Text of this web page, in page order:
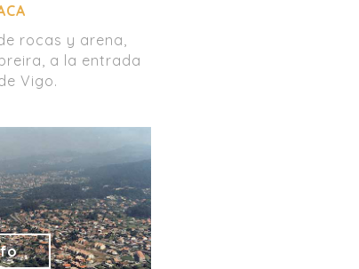
rocas y arena,
a la entrada
Vigo.